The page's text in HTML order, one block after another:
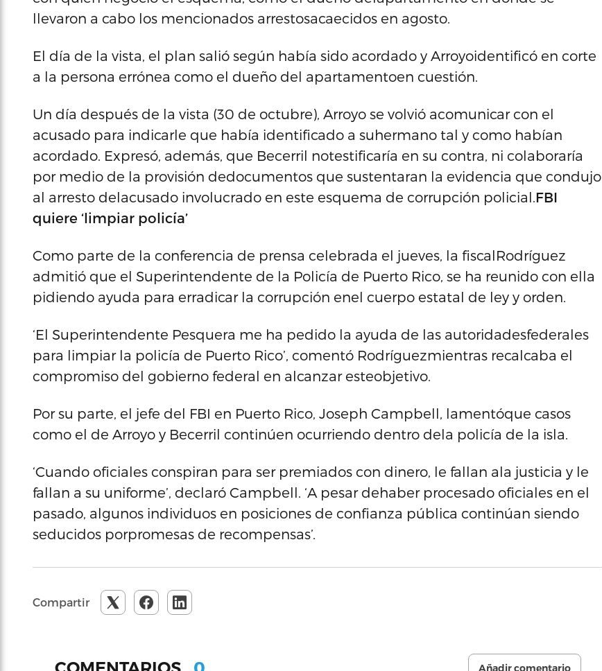
llevaron a cabo los mencionados arrestosacaecidos en agosto.
El día de la vista, el plan salió según había sido acordado y Arroyoidentificó en corte
a la persona errónea como el dueño del apartamentoen cuestión.
Un día después de la vista (30 de octubre), Arroyo se volvió acomunicar con el
acusado para indicarle que había identificado a suhermano tal y como habían
acordado. Expresó, además, que Becerril notestificaría en su contra, ni colaboraría
por medio de la provisión dedocumentos que sustentaran la evidencia que condujo
al arresto delacusado involucrado en este esquema de corrupción policial.FBI
quiere ‘limpiar policía’
Como parte de la conferencia de prensa celebrada el jueves, la fiscalRodríguez
admitió que el Superintendente de la Policía de Puerto Rico, se ha reunido con ella
pidiendo ayuda para erradicar la corrupción enel cuerpo estatal de ley y orden.
‘El Superintendente Pesquera me ha pedido la ayuda de las autoridadesfederales
para limpiar la policía de Puerto Rico’, comentó Rodríguezmientras recalcaba el
compromiso del gobierno federal en alcanzar esteobjetivo.
Por su parte, el jefe del FBI en Puerto Rico, Joseph Campbell, lamentóque casos
como el de Arroyo y Becerril continúen ocurriendo dentro dela policía de la isla.
‘Cuando oficiales conspiran para ser premiados con dinero, le fallan ala justicia y le
fallan a su uniforme’, declaró Campbell. ‘A pesar dehaber procesado oficiales en el
pasado, algunos individuos en posiciones de confianza pública continúan siendo
seducidos porpromesas de recompensas’.
Compartir
0 Añadir comentario